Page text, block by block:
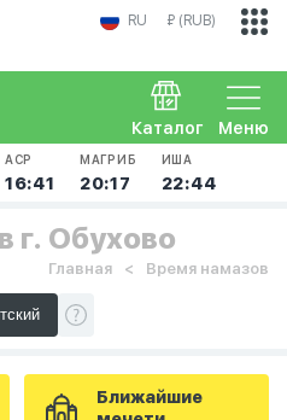
RU ₽ (RUB)
Меню
Каталог
АСР
16:41
МАГРИБ
20:17
ИША
22:44
г. Обухово
Главная Время намазов
Ближайшие